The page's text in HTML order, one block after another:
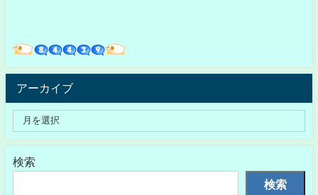
アーカイブ
検索
検索